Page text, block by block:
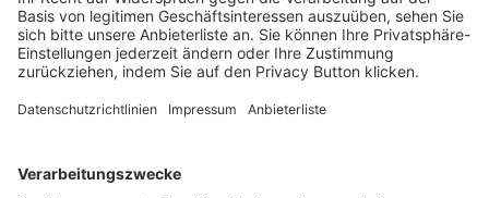
Login SpielPlus
FOLGE DEM BFV